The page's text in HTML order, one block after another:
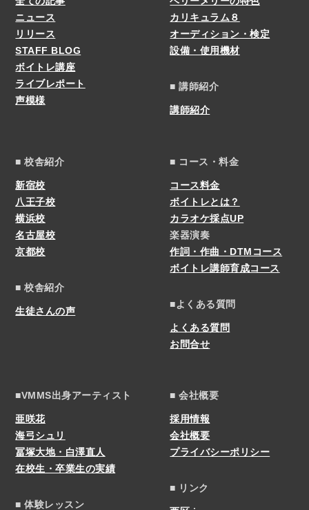
ニュース
リリース
STAFF BLOG
ボイトレ講座
ライブレポート
声模様
カリキュラム８
オーディション・検定
設備・使用機材
■ 講師紹介
講師紹介
■ 校舎紹介
新宿校
八王子校
横浜校
名古屋校
京都校
■ 校舎紹介
生徒さんの声
■ コース・料金
コース料金
ボイトレとは？
カラオケ採点UP
楽器演奏
作詞・作曲・DTMコース
ボイトレ講師育成コース
■よくある質問
よくある質問
お問合せ
■VMMS出身アーティスト
亜咲花
海弓シュリ
冨塚大地・白澤直人
在校生・卒業生の実績
■ 体験レッスン
■ 会社概要
採用情報
会社概要
プライバシーポリシー
■ リンク